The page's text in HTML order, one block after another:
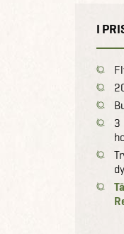
I
3